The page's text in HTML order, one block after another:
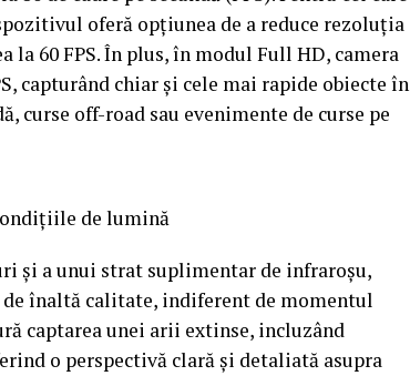
oferă opțiunea de a reduce rezoluția
60 FPS. În plus, în modul Full HD, camera
capturând chiar și cele mai rapide obiecte în
curse off-road sau evenimente de curse pe
de lumină
și a unui strat suplimentar de infraroșu,
înaltă calitate, indiferent de momentul
captarea unei arii extinse, incluzând
o perspectivă clară și detaliată asupra